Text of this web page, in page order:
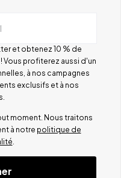
et obtenez 10 % de
Vous profiterez aussi d'un
à nos campagnes
exclusifs et à nos
moment. Nous traitons
à notre politique de